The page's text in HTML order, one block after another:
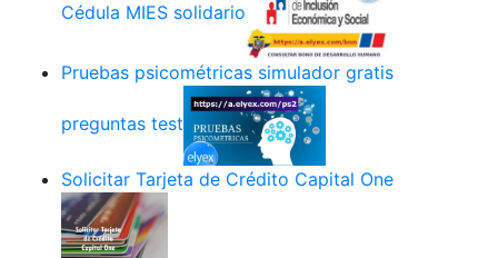
Cédula MIES solidario
Pruebas psicométricas simulador gratis
preguntas test
Solicitar Tarjeta de Crédito Capital One